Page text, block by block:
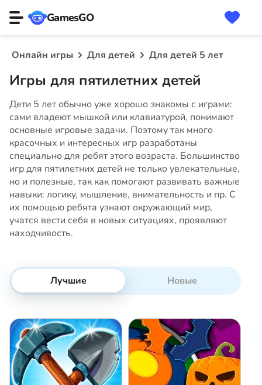
GamesGO
Онлайн игры Для детей Для детей 5 лет
Игры для пятилетних детей
Дети 5 лет обычно уже хорошо знакомы с играми:
сами владеют мышкой или клавиатурой, понимают
основные игровые задачи. Поэтому так много
красочных и интересных игр разработаны
специально для ребят этого возраста. Большинство
игр для пятилетних детей не только увлекательные,
но и полезные, так как помогают развивать важные
навыки: логику, мышление, внимательность и пр. С
их помощью ребята узнают окружающий мир,
учатся вести себя в новых ситуациях, проявляют
находчивость.
Лучшие Новые